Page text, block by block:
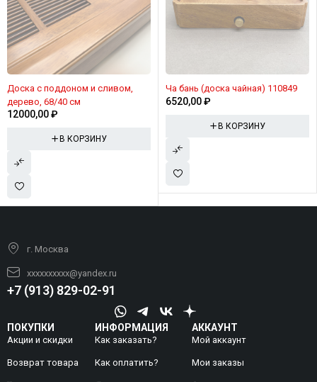
Доска с поддоном и сливом,
дерево, 68/40 см
12000,00₽
В КОРЗИНУ
Ча бань (доска чайная) 110849
6520,00₽
В КОРЗИНУ
г. Москва
xxxxxxxxxx@yandex.ru
+7 (913) 829-02-91
ПОКУПКИ
Акции и скидки
Возврат товара
ИНФОРМАЦИЯ
Как заказать?
Как оплатить?
АККАУНТ
Мой аккаунт
Mои заказы